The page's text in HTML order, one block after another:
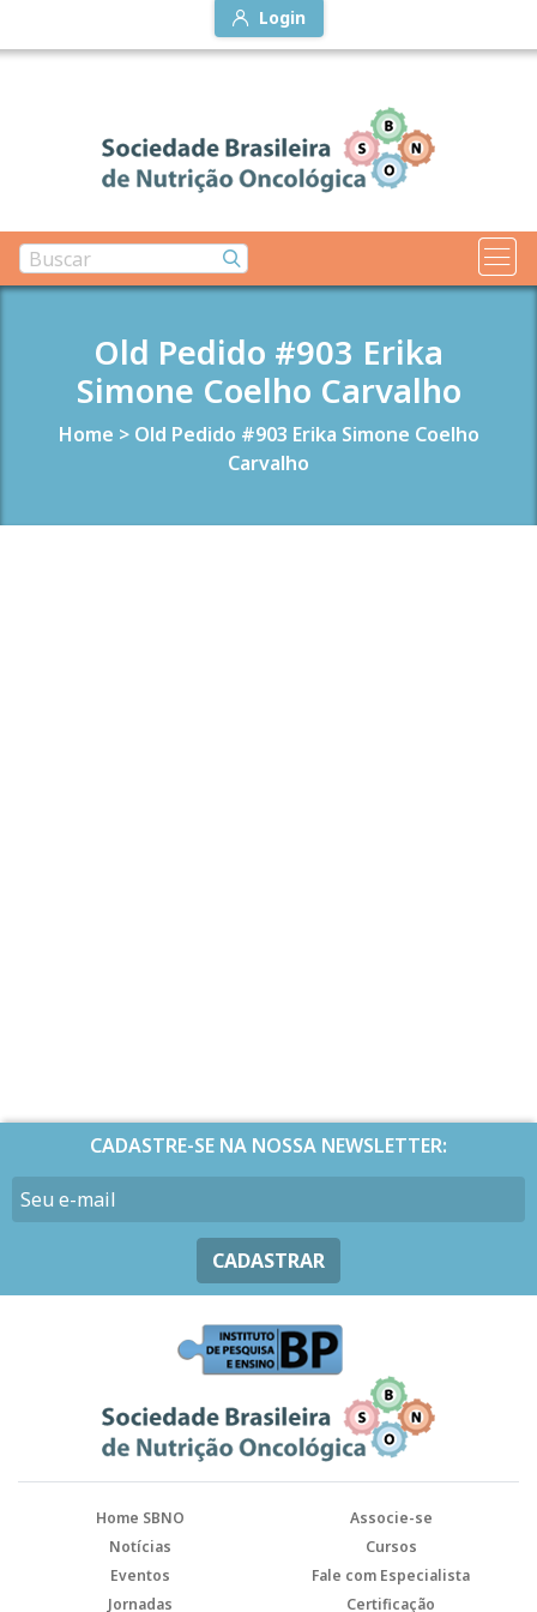
Login
Old Pedido #903 Erika
Simone Coelho Carvalho
Home > Old Pedido #903 Erika Simone Coelho
Carvalho
CADASTRE-SE NA NOSSA NEWSLETTER:
CADASTRAR
Home SBNO
Associe-se
Notícias
Cursos
Eventos
Fale com Especialista
Jornadas
Certificação